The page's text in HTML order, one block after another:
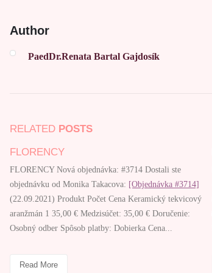
Author
PaedDr.Renata Bartal Gajdosík
RELATED POSTS
FLORENCY
FLORENCY @media screen and (max-width: 600px)
{#header_wrapper{padding: 27px 36px !important;
font-size: 24px;}#body_content table > tbody > tr >
td{padding: 10px
!important;}#body_content_inner{font-size: 10px...
Read More